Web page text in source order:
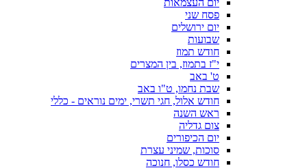
יום העצמאות
פסח שני
יום ירושלים
שבועות
חודש תמוז
י"ז בתמוז, בין המצרים
ט' באב
שבת נחמו, ט"ו באב
חודש אלול, חגי תשרי, ימים נוראים - כללי
ראש השנה
צום גדליה
יום הכיפורים
סוכות, שמיני עצרת
חודש כסלו, חנוכה